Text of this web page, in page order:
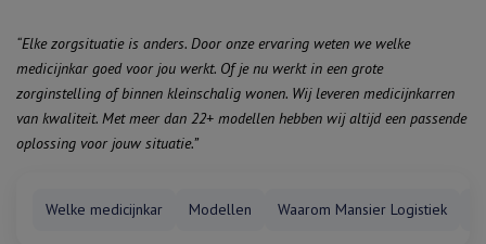
“Elke zorgsituatie is anders. Door onze ervaring weten we welke
medicijnkar goed voor jou werkt. Of je nu werkt in een grote
zorginstelling of binnen kleinschalig wonen. Wij leveren medicijnkarren
van kwaliteit. Met meer dan 22+ modellen hebben wij altijd een passende
oplossing voor jouw situatie.”
Welke medicijnkar Modellen Waarom Mansier Logistiek